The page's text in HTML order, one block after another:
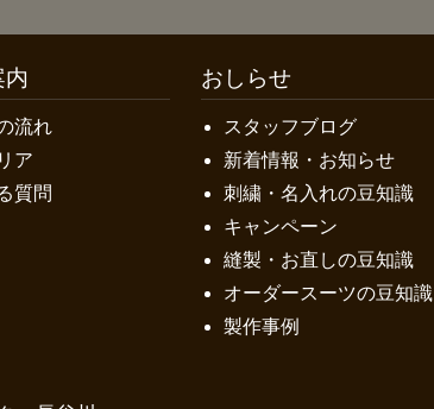
内
流れ
ア
質問
おしらせ
スタッフブログ
新着情報・お知らせ
刺繍・名入れの豆知識
キャンペーン
縫製・お直しの豆知識
オーダースーツの豆知識
製作事例